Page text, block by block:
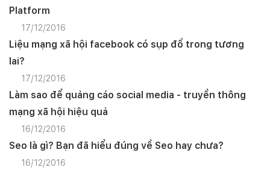
Platform
17/12/2016
Liệu mạng xã hội facebook có sụp đổ trong tương
lai?
17/12/2016
Làm sao để quảng cáo social media - truyền thông
mạng xã hội hiệu quả
16/12/2016
Seo là gì? Bạn đã hiểu đúng về Seo hay chưa?
16/12/2016